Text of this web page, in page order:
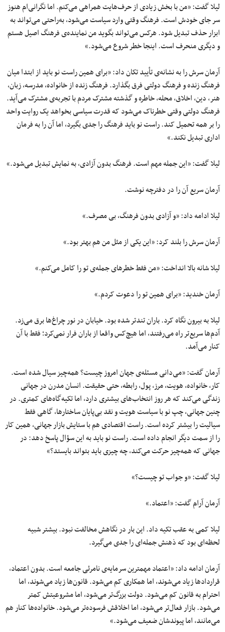
لیلا گفت: «من با بخش زیادی از حرف‌هایت همراهی می‌کنم. اما نگرانی‌ام هنوز
سر جای خودش است. فرهنگ وقتی وارد سیاست می‌شود، به‌راحتی می‌تواند به
ابزار حذف تبدیل شود. هرکس می‌تواند بگوید من نماینده‌ی فرهنگ اصیل هستم
و دیگری منحرف است. اینجا خطر شروع می‌شود.»
آرمان سرش را به نشانه‌ی تأیید تکان داد: «برای همین راست نو باید از ابتدا میان
فرهنگ زنده و فرهنگ دولتی فرق بگذارد. فرهنگ زنده از خانواده، مدرسه، زبان،
هنر، دین، اخلاق، محله، خاطره و گذشته مشترک مردم با تجربه‌ی مشترک می‌آید.
فرهنگ دولتی وقتی خطرناک می‌شود که قدرت سیاسی بخواهد یک روایت واحد
را بر همه تحمیل کند. راست نو باید فرهنگ را جدی بگیرد، اما آن را به فرمان
اداری تبدیل نکند.»
لیلا گفت: «این جمله مهم است. فرهنگ بدون آزادی، به نمایش تبدیل می‌شود.»
آرمان سریع آن را در دفترچه نوشت.
لیلا ادامه داد: «و آزادی بدون فرهنگ، بی مصرف.»
آرمان سرش را بلند کرد: «این یکی از مثل من هم بهتر بود.»
لیلا شانه بالا انداخت: «من فقط خطرهای جمله‌ی تو را کامل می‌کنم.»
آرمان خندید: «برای همین تو را دعوت کردم.»
لیلا به بیرون نگاه کرد. باران تندتر شده بود. خیابان در نور چراغ‌ها برق می‌زد.
آدم‌ها سریع‌تر راه می‌رفتند، اما هیچ‌کس واقعا از باران فرار نمی‌کرد؛ فقط با آن
کنار می‌آمد.
آرمان گفت: «می‌دانی مسئله‌ی جهان امروز چیست؟ همه‌چیز سیال شده است.
کار، خانواده، هویت، مرز، پول، رابطه، حتی حقیقت. انسان مدرن در جهانی
زندگی می‌کند که هر روز انتخاب‌های بیشتری دارد، اما تکیه‌گاه‌های کمتری. در
چنین جهانی، چپ نو با سیاست هویت و نقد بی‌پایان ساختارها، گاهی فقط
سیالیت را بیشتر کرده است. راست اقتصادی هم با ستایش بازار جهانی، همین کار
را از سمت دیگر انجام داده است. راست نو باید به این سؤال پاسخ دهد: در
جهانی که همه‌چیز حرکت می‌کند، چه چیزی باید بتواند بایستد؟»
لیلا گفت: «و جواب تو چیست؟»
آرمان آرام گفت: «اعتماد.»
لیلا کمی به عقب تکیه داد. این بار در نگاهش مخالفت نبود. بیشتر شبیه
لحظه‌ای بود که ذهنش جمله‌ای را جدی می‌گیرد.
آرمان ادامه داد: «اعتماد مهمترین سرمایه‌ی نامرئی جامعه است. بدون اعتماد،
قراردادها زیاد می‌شوند، اما همکاری کم می‌شود. قانون‌ها زیاد می‌شوند، اما
احترام به قانون کم می‌شود. دولت بزرگ‌تر می‌شود، اما مشروعیتش کمتر
می‌شود. بازار فعال‌تر می‌شود، اما اخلاقش فرسوده‌تر می‌شود. خانواده‌ها کنار هم
می‌مانند، اما پیوندشان ضعیف می‌شود.»